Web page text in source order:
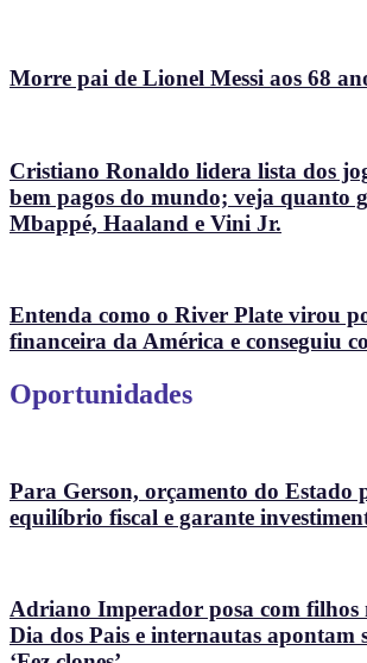
Morre pai de Lionel Messi aos 68
Cristiano Ronaldo lidera lista dos
bem pagos do mundo; veja quanto
Mbappé, Haaland e Vini Jr.
Entenda como o River Plate virou
financeira da América e conseguiu
Oportunidades
Para Gerson, orçamento do Estado
equilíbrio fiscal e garante
Adriano Imperador posa com filhos
Dia dos Pais e internautas apontam